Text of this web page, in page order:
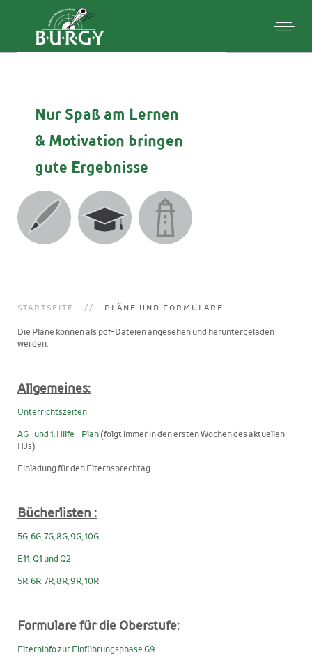
Nur Spaß am Lernen
& Motivation bringen
gute Ergebnisse
STARTSEITE PLÄNE UND FORMULARE
Die Pläne können als pdf-Dateien angesehen und heruntergeladen
werden.
Allgemeines:
Unterrichtszeiten
AG- und 1. Hilfe - Plan (folgt immer in den ersten Wochen des aktuellen
HJs)
Einladung für den Elternsprechtag
Bücherlisten :
5G,6G,7G,8G,9G,10G
E11,Q1 und Q2
5R,6R,7R,8R,9R,10R
Formulare für die Oberstufe:
Elterninfo zur Einführungsphase G9